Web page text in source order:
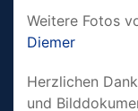
Weitere Fotos
Diemer
Herzlichen
und